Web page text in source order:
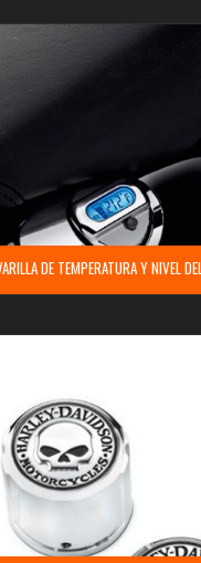
DE TEMPERATURA Y NIVEL